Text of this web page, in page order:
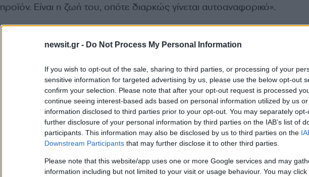
newsit.gr - Do Not Process My Personal Information
If you wish to opt-out of the sale, sharing to third parties, or processing of your
sensitive information for targeted advertising by us, please use the below opt-out
confirm your selection. Please note that after your opt-out request is processed
continue seeing interest-based ads based on personal information utilized by us
information disclosed to third parties prior to your opt-out. You may separately
further disclosure of your personal information by third parties on the IAB’s list of
participants. This information may also be disclosed by us to third parties on the
Downstream Participants that may further disclose it to other third parties.
Please note that this website/app uses one or more Google services and may
information including but not limited to your visit or usage behaviour. You may
προϊόν. Είναι η ζωή του, οπότε διαρκώς γίνεται αυτοαναφορικό».